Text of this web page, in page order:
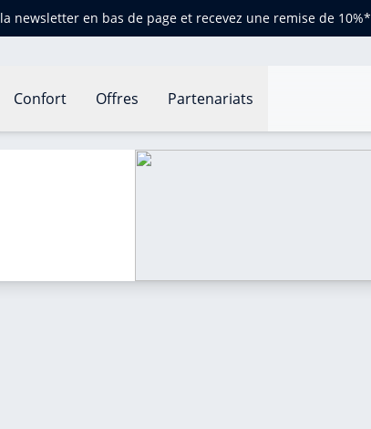
newsletter en bas de page et recevez une remise de 10%*
Confort Offres Partenariats